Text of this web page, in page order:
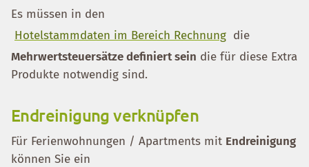
Es müssen in den
Hotelstammdaten im Bereich Rechnung die
Mehrwertsteuersätze definiert sein die für diese Extra
Produkte notwendig sind.
Endreinigung verknüpfen
Für Ferienwohnungen / Apartments mit Endreinigung
können Sie ein